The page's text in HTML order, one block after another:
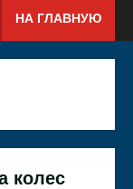
НА ГЛАВНУЮ
колес